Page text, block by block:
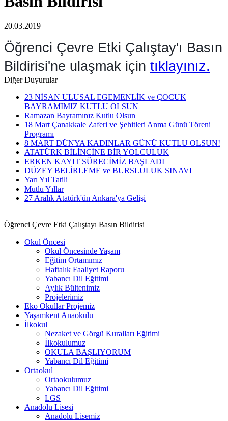
20.03.2019
Öğrenci Çevre Etki Çalıştay'ı Basın
Bildirisi'ne ulaşmak için tıklayınız.
Diğer Duyurular
23 NİSAN ULUSAL EGEMENLİK ve ÇOCUK
BAYRAMIMIZ KUTLU OLSUN
Ramazan Bayramınız Kutlu Olsun
18 Mart Çanakkale Zaferi ve Şehitleri Anma Günü Töreni
Programı
8 MART DÜNYA KADINLAR GÜNÜ KUTLU OLSUN!
ATATÜRK BİLİNCİNE BİR YOLCULUK
ERKEN KAYIT SÜRECİMİZ BAŞLADI
DÜZEY BELİRLEME ve BURSLULUK SINAVI
Yarı Yıl Tatili
Mutlu Yıllar
27 Aralık Atatürk'ün Ankara'ya Gelişi
Öğrenci Çevre Etki Çalıştayı Basın Bildirisi
Okul Öncesi
Okul Öncesinde Yaşam
Eğitim Ortamımız
Haftalık Faaliyet Raporu
Yabancı Dil Eğitimi
Aylık Bültenimiz
Projelerimiz
Eko Okullar Projemiz
Yaşamkent Anaokulu
İlkokul
Nezaket ve Görgü Kuralları Eğitimi
İlkokulumuz
OKULA BAŞLIYORUM
Yabancı Dil Eğitimi
Ortaokul
Ortaokulumuz
Yabancı Dil Eğitimi
LGS
Anadolu Lisesi
Anadolu Lisemiz